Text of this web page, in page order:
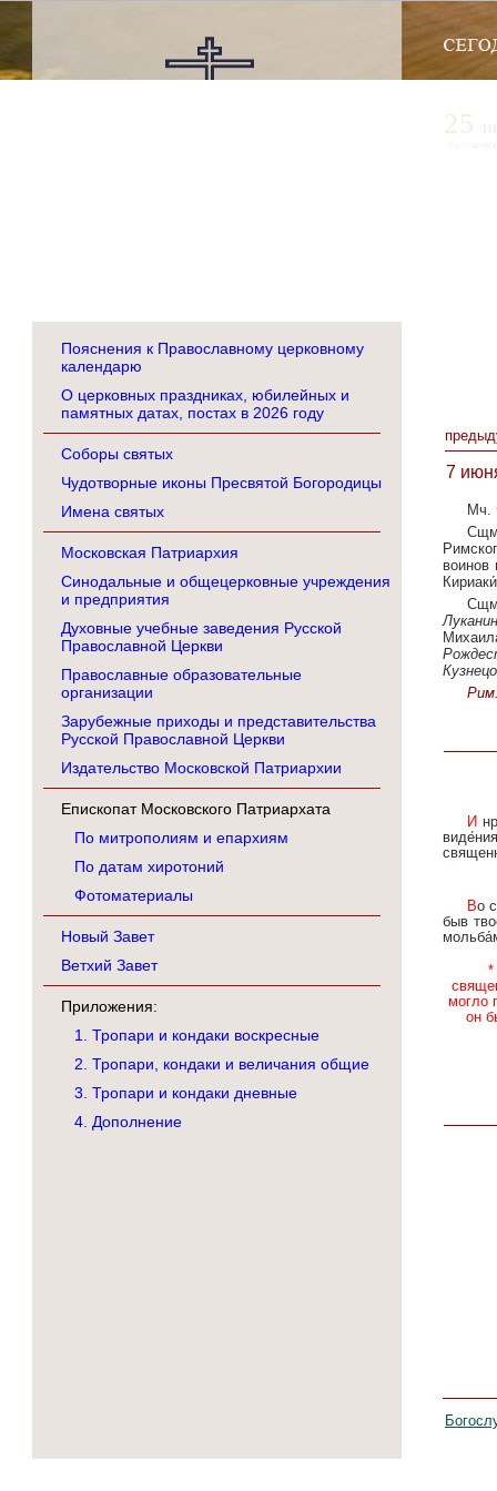
Пояснения к Православному церковному
календарю
О церковных праздниках, юбилейных и
памятных датах, постах в 2026 году
Соборы святых
Чудотворные иконы Пресвятой Богородицы
Имена святых
Московская Патриархия
Синодальные и общецерковные учреждения
и предприятия
Духовные учебные заведения Русской
Православной Церкви
Православные образовательные
организации
Зарубежные приходы и представительства
Русской Православной Церкви
Издательство Московской Патриархии
Епископат Московского Патриархата
По митрополиям и епархиям
По датам хиротоний
Фотоматериалы
Новый Завет
Ветхий Завет
Приложения:
1. Тропари и кондаки воскресные
2. Тропари, кондаки и величания общие
3. Тропари и кондаки дневные
4. Дополнение
7
Мч.
воинов
И нра́вом прича́стник,/ и престо́лом наме́стник апо́столом быв,/ дея́ние обре́л еси́, богодухнове́нне,/ в
Во святи́телех благоче́стно пожи́в/ и муче́ния путь проше́д,/ и́дольския угаси́л еси́ же́ртвы,/ и побо́рник
быв
*
могло
он
25
по